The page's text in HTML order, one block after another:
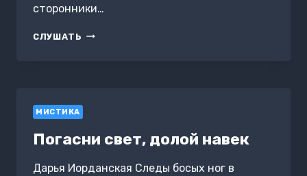
сторонники…
СЛУШАТЬ СОМНЕНИЯ
МИСТИКА
Погасни свет, долой навек
Дарья Иорданская Следы босых ног в